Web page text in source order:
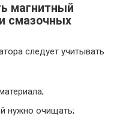
магнитный
смазочных
следует учитывать
нужно очищать;